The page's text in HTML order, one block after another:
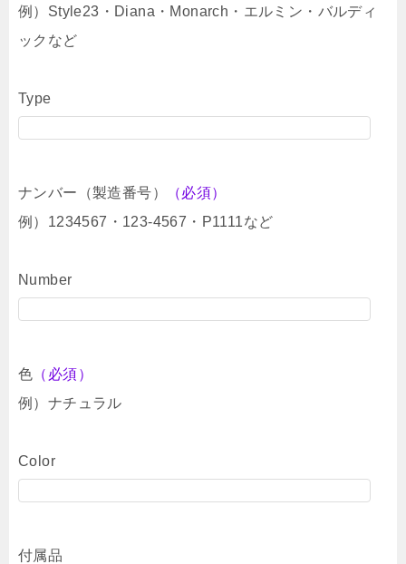
例）Style23・Diana・Monarch・エルミン・バルディ
ックなど
Type
ナンバー（製造番号）
（必須）
例）1234567・123-4567・P1111など
Number
色 （必須）
例）ナチュラル
Color
付属品